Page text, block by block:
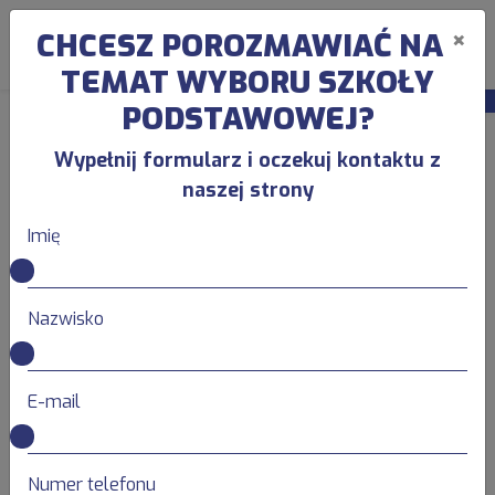
ZAPISZ DZIECKO
Rekrutacja
2024/2025
lub drogą mailową wysyłając dokumenty na adres
d.rakowska@muzyczna.pl.
Szczegółowe godziny badań predyspozycji muzycznych
×
CHCESZ POROZMAWIAĆ NA
TEMAT WYBORU SZKOŁY
PODSTAWOWEJ?
Wypełnij formularz i oczekuj kontaktu z
naszej strony
Imię
Nazwisko
E-mail
Numer telefonu